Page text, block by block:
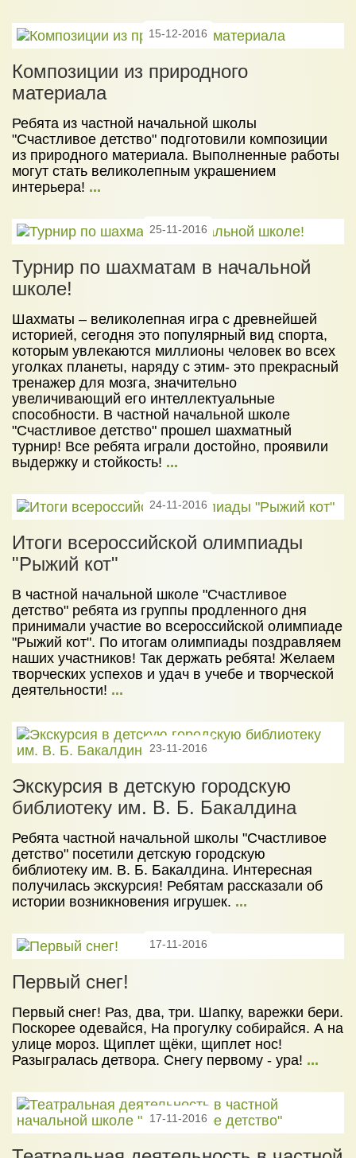
15-12-2016
Композиции из природного
материала
Ребята из частной начальной школы
"Счастливое детство" подготовили композиции
из природного материала. Выполненные работы
могут стать великолепным украшением
интерьера! ...
25-11-2016
Турнир по шахматам в начальной
школе!
Шахматы – великолепная игра с древнейшей
историей, сегодня это популярный вид спорта,
которым увлекаются миллионы человек во всех
уголках планеты, наряду с этим- это прекрасный
тренажер для мозга, значительно
увеличивающий его интеллектуальные
способности. В частной начальной школе
"Счастливое детство" прошел шахматный
турнир! Все ребята играли достойно, проявили
выдержку и стойкость! ...
24-11-2016
Итоги всероссийской олимпиады
"Рыжий кот"
В частной начальной школе "Счастливое
детство" ребята из группы продленного дня
принимали участие во всероссийской олимпиаде
"Рыжий кот". По итогам олимпиады поздравляем
наших участников! Так держать ребята! Желаем
творческих успехов и удач в учебе и творческой
деятельности! ...
23-11-2016
Экскурсия в детскую городскую
библиотеку им. В. Б. Бакалдина
Ребята частной начальной школы "Счастливое
детство" посетили детскую городскую
библиотеку им. В. Б. Бакалдина. Интересная
получилась экскурсия! Ребятам рассказали об
истории возникновения игрушек. ...
17-11-2016
Первый снег!
Первый снег! Раз, два, три. Шапку, варежки бери.
Поскорее одевайся, На прогулку собирайся. А на
улице мороз. Щиплет щёки, щиплет нос!
Разыгралась детвора. Снегу первому - ура! ...
17-11-2016